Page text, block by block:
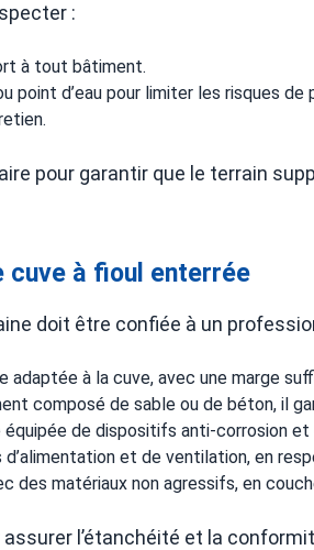
:
à tout bâtiment.
point d’eau pour limiter les risques de
pour garantir que le terrain
cuve à fioul enterrée
doit être confiée à un
adaptée à la cuve, avec une marge
composé de sable ou de béton, il
de dispositifs anti-corrosion
d’alimentation et de ventilation, en
des matériaux non agressifs, en
l’étanchéité et la